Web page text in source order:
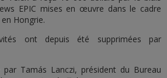
EPIC mises en œuvre dans le cadre
en Hongrie.
ont depuis été supprimées par
Tamás Lanczi, président du Bureau